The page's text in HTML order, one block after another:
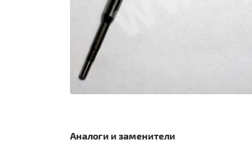
Аналоги и заменители